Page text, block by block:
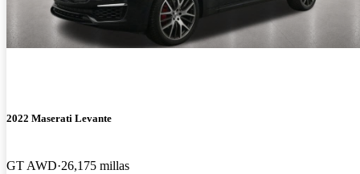
2022 Maserati Levante
GT AWD 26,175 millas